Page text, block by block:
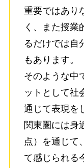
重要ではあり
く、また授業
るだけでは自
もあります。
そのような中
ットとして社
通じて表現を
関東圏には身
点）を通じて
て感じられる